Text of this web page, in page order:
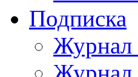
Подписка
Журнал